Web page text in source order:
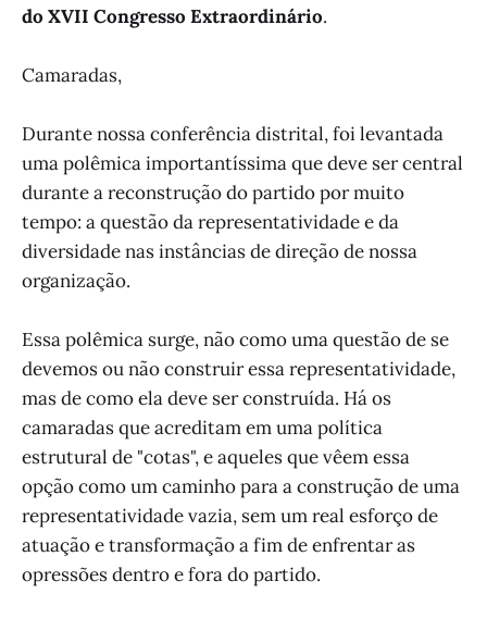
do XVII Congresso Extraordinário.
Camaradas,
Durante nossa conferência distrital, foi levantada
uma polêmica importantíssima que deve ser central
durante a reconstrução do partido por muito
tempo: a questão da representatividade e da
diversidade nas instâncias de direção de nossa
organização.
Essa polêmica surge, não como uma questão de se
devemos ou não construir essa representatividade,
mas de como ela deve ser construída. Há os
camaradas que acreditam em uma política
estrutural de "cotas", e aqueles que vêem essa
opção como um caminho para a construção de uma
representatividade vazia, sem um real esforço de
atuação e transformação a fim de enfrentar as
opressões dentro e fora do partido.